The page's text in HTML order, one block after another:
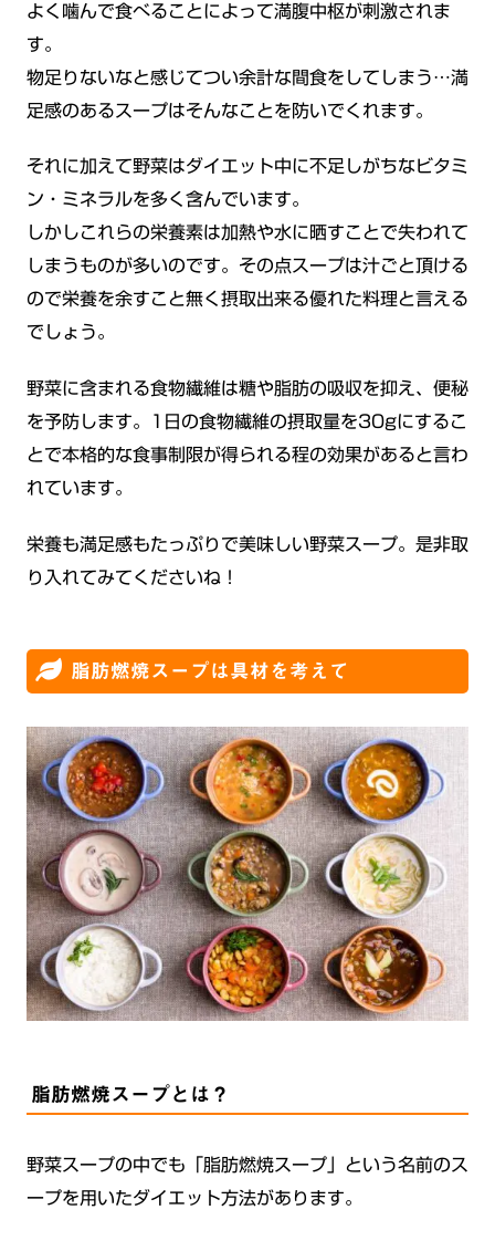
よく噛んで食べることによって満腹中枢が刺激されま
す。
物足りないなと感じてつい余計な間食をしてしまう…満
足感のあるスープはそんなことを防いでくれます。
それに加えて野菜はダイエット中に不足しがちなビタミ
ン・ミネラルを多く含んでいます。
しかしこれらの栄養素は加熱や水に晒すことで失われて
しまうものが多いのです。その点スープは汁ごと頂ける
ので栄養を余すこと無く摂取出来る優れた料理と言える
でしょう。
野菜に含まれる食物繊維は糖や脂肪の吸収を抑え、便秘
を予防します。1日の食物繊維の摂取量を30gにするこ
とで本格的な食事制限が得られる程の効果があると言わ
れています。
栄養も満足感もたっぷりで美味しい野菜スープ。是非取
り入れてみてくださいね！
脂肪燃焼スープは具材を考えて
脂肪燃焼スープとは？
野菜スープの中でも「脂肪燃焼スープ」という名前のス
ープを用いたダイエット方法があります。